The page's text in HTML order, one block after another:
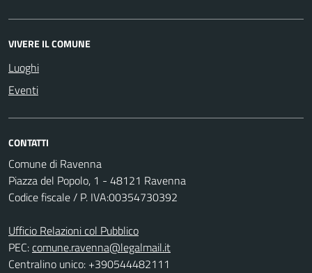
VIVERE IL COMUNE
Luoghi
Eventi
CONTATTI
Comune di Ravenna
Piazza del Popolo, 1 - 48121 Ravenna
Codice fiscale / P. IVA:00354730392
Ufficio Relazioni col Pubblico
PEC:comune.ravenna@legalmail.it
Centralino unico: +390544482111